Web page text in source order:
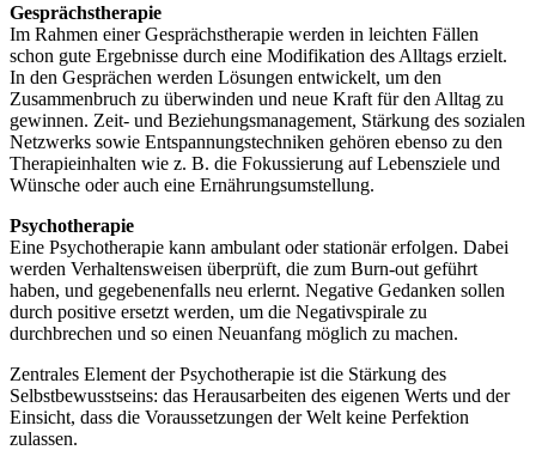
Gesprächstherapie
Im Rahmen einer Gesprächstherapie werden in leichten Fällen
schon gute Ergebnisse durch eine Modifikation des Alltags erzielt.
In den Gesprächen werden Lösungen entwickelt, um den
Zusammenbruch zu überwinden und neue Kraft für den Alltag zu
gewinnen. Zeit- und Beziehungsmanagement, Stärkung des sozialen
Netzwerks sowie Entspannungstechniken gehören ebenso zu den
Therapieinhalten wie z. B. die Fokussierung auf Lebensziele und
Wünsche oder auch eine Ernährungsumstellung.
Psychotherapie
Eine Psychotherapie kann ambulant oder stationär erfolgen. Dabei
werden Verhaltensweisen überprüft, die zum Burn-out geführt
haben, und gegebenenfalls neu erlernt. Negative Gedanken sollen
durch positive ersetzt werden, um die Negativspirale zu
durchbrechen und so einen Neuanfang möglich zu machen.
Zentrales Element der Psychotherapie ist die Stärkung des
Selbstbewusstseins: das Herausarbeiten des eigenen Werts und der
Einsicht, dass die Voraussetzungen der Welt keine Perfektion
zulassen.